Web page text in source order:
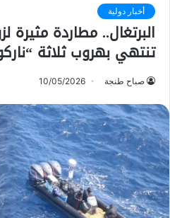
أخبار دولية
البرتغال.. مطاردة مثيرة
تنتهي بهروب ثلاثة
صباح طنجة 10/05/2026